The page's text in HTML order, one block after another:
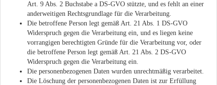
Art. 9 Abs. 2 Buchstabe a DS-GVO stützte, und es fehlt an einer
anderweitigen Rechtsgrundlage für die Verarbeitung.
Die betroffene Person legt gemäß Art. 21 Abs. 1 DS-GVO
Widerspruch gegen die Verarbeitung ein, und es liegen keine
vorrangigen berechtigten Gründe für die Verarbeitung vor, oder
die betroffene Person legt gemäß Art. 21 Abs. 2 DS-GVO
Widerspruch gegen die Verarbeitung ein.
Die personenbezogenen Daten wurden unrechtmäßig verarbeitet.
Die Löschung der personenbezogenen Daten ist zur Erfüllung